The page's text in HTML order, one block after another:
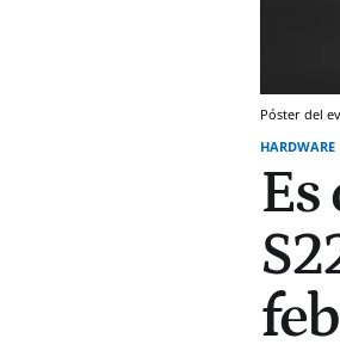
Póster del
HARDWARE